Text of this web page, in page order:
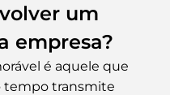
um
empresa?
é aquele que
tempo transmite